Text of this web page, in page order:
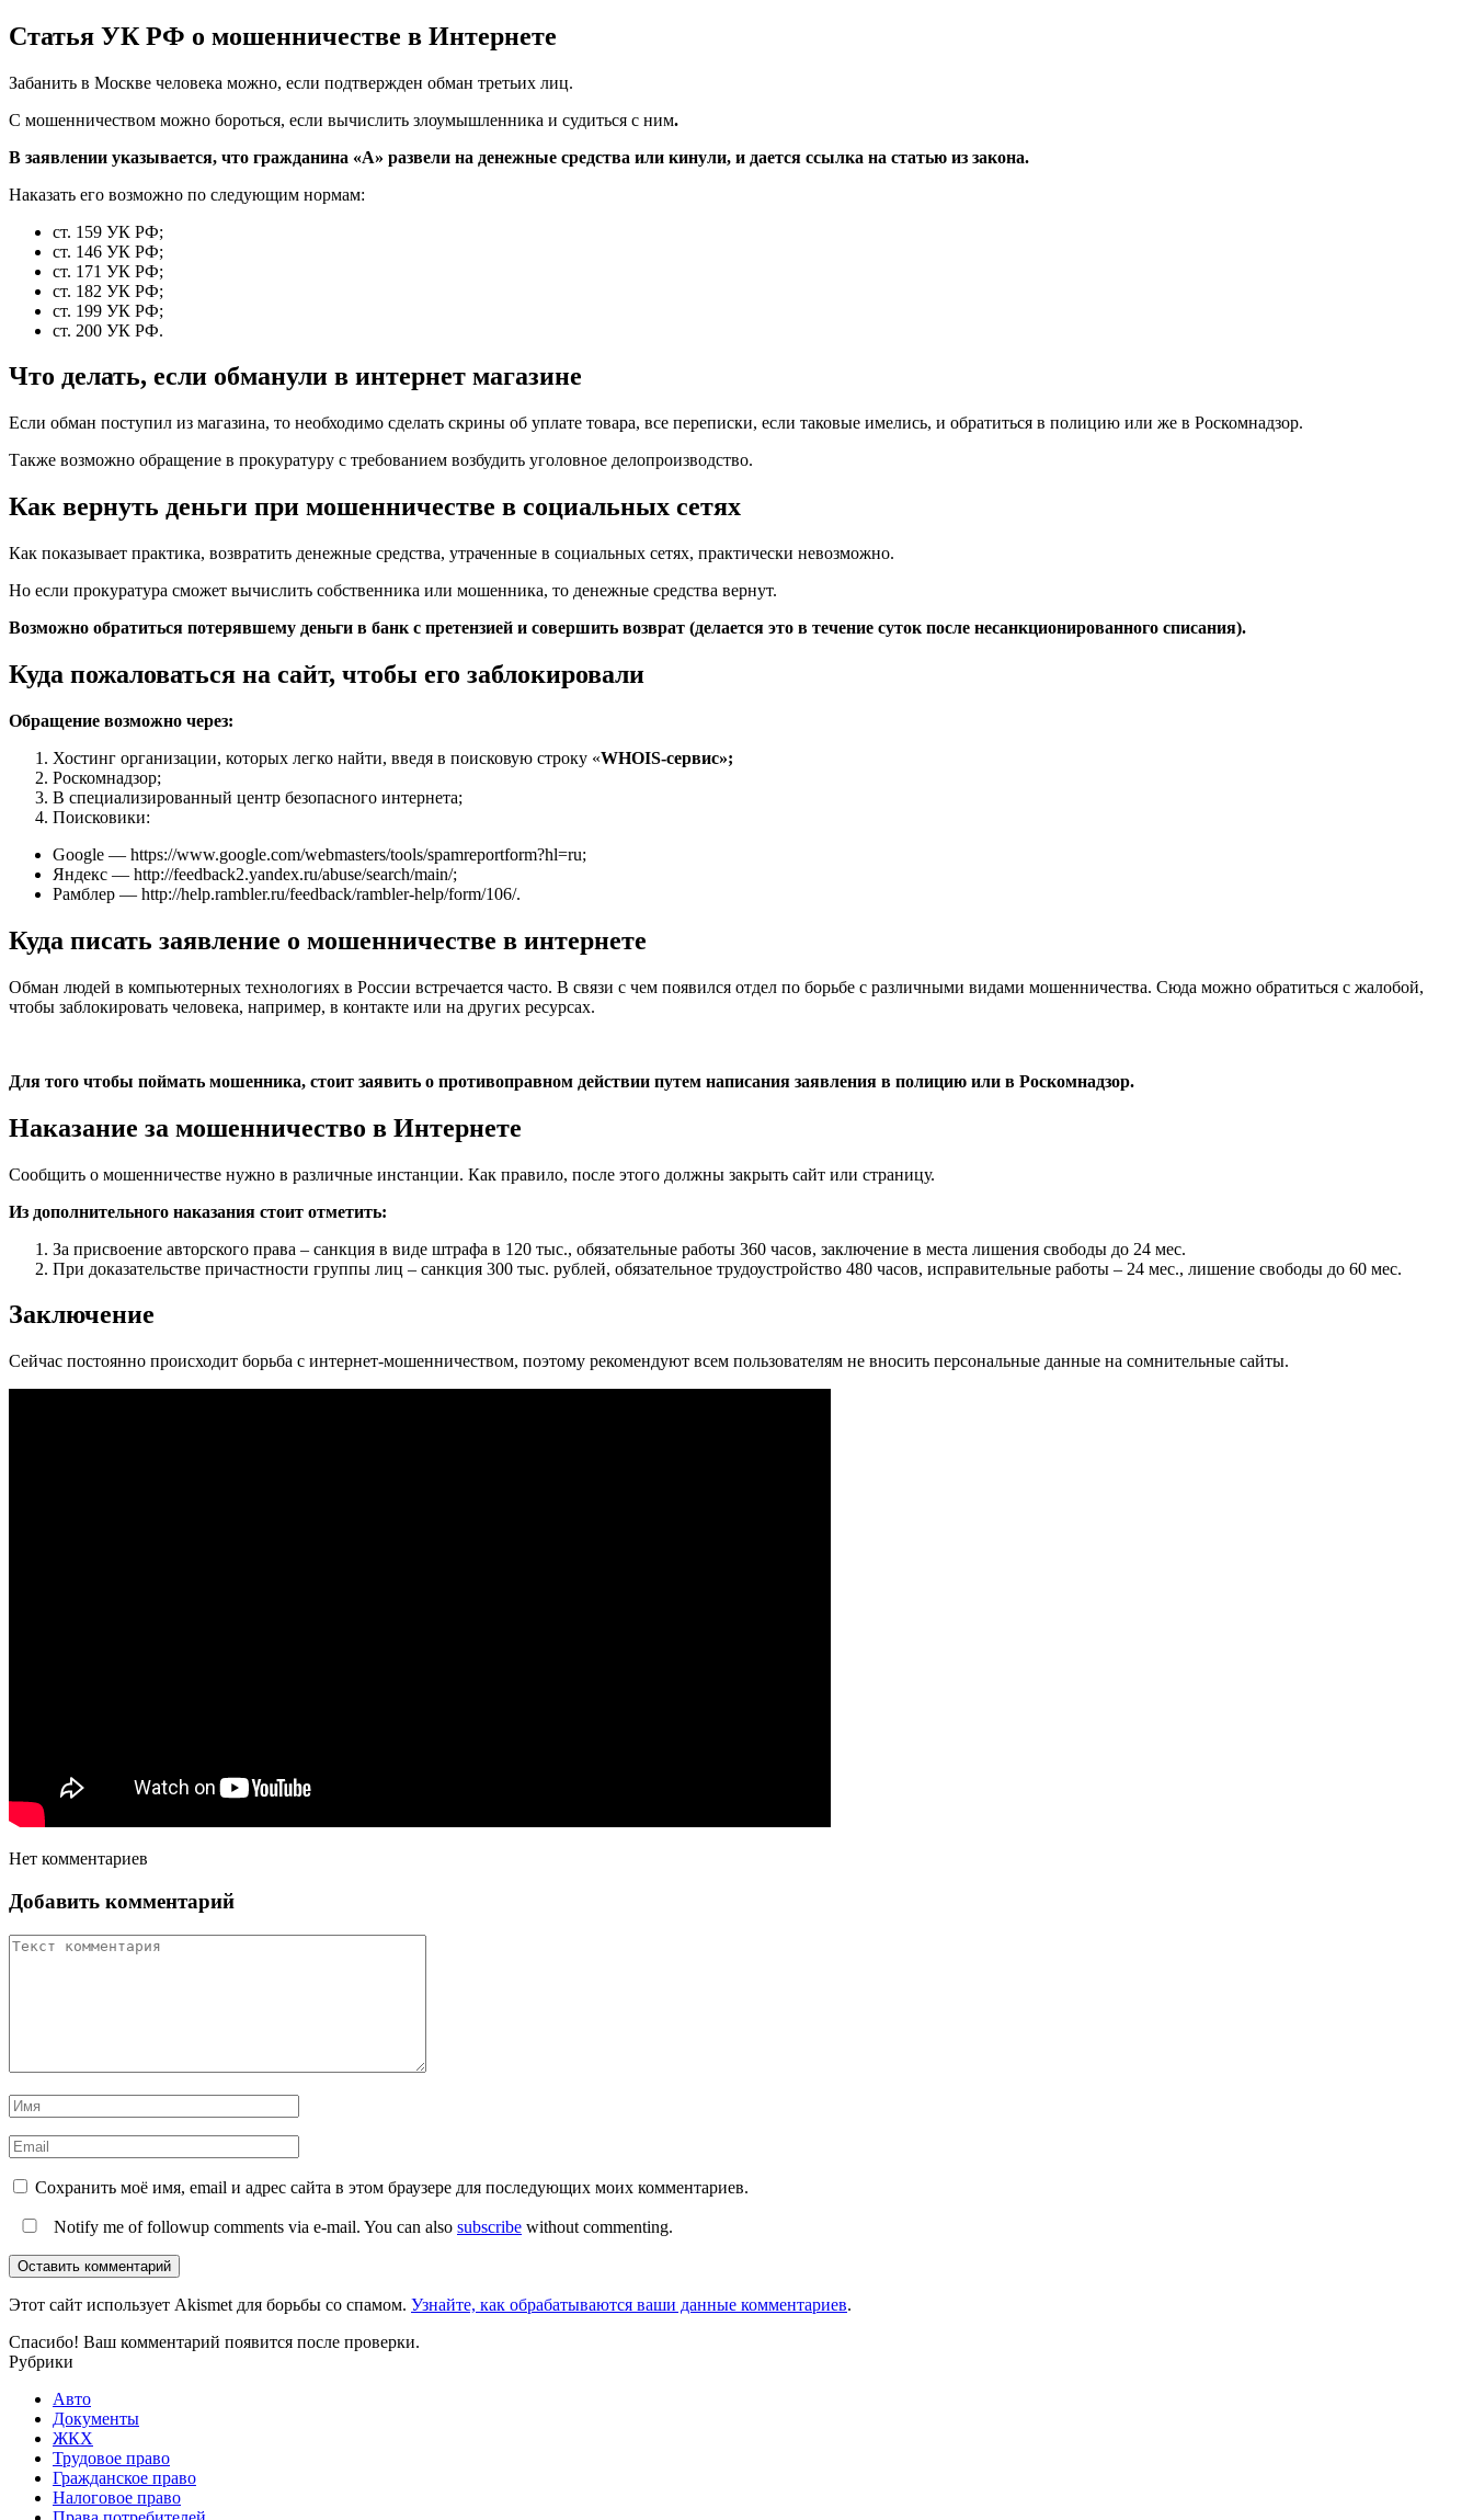
Статья УК РФ о мошенничестве в Интернете
Забанить в Москве человека можно, если подтвержден обман третьих лиц.
С мошенничеством можно бороться, если вычислить злоумышленника и судиться с ним.
В заявлении указывается, что гражданина «А» развели на денежные средства или кинули, и дается ссылка на статью из закона.
Наказать его возможно по следующим нормам:
ст. 159 УК РФ;
ст. 146 УК РФ;
ст. 171 УК РФ;
ст. 182 УК РФ;
ст. 199 УК РФ;
ст. 200 УК РФ.
Что делать, если обманули в интернет магазине
Если обман поступил из магазина, то необходимо сделать скрины об уплате товара, все переписки, если таковые имелись, и обратиться в полицию или же в Роскомнадзор.
Также возможно обращение в прокуратуру с требованием возбудить уголовное делопроизводство.
Как вернуть деньги при мошенничестве в социальных сетях
Как показывает практика, возвратить денежные средства, утраченные в социальных сетях, практически невозможно.
Но если прокуратура сможет вычислить собственника или мошенника, то денежные средства вернут.
Возможно обратиться потерявшему деньги в банк с претензией и совершить возврат (делается это в течение суток после несанкционированного списания).
Куда пожаловаться на сайт, чтобы его заблокировали
Обращение возможно через:
Хостинг организации, которых легко найти, введя в поисковую строку «WHOIS-сервис»;
Роскомнадзор;
В специализированный центр безопасного интернета;
Поисковики:
Google — https://www.google.com/webmasters/tools/spamreportform?hl=ru;
Яндекс — http://feedback2.yandex.ru/abuse/search/main/;
Рамблер — http://help.rambler.ru/feedback/rambler-help/form/106/.
Куда писать заявление о мошенничестве в интернете
Обман людей в компьютерных технологиях в России встречается часто. В связи с чем появился отдел по борьбе с различными видами мошенничества. Сюда можно обратиться с жалобой,
чтобы заблокировать человека, например, в контакте или на других ресурсах.
Для того чтобы поймать мошенника, стоит заявить о противоправном действии путем написания заявления в полицию или в Роскомнадзор.
Наказание за мошенничество в Интернете
Сообщить о мошенничестве нужно в различные инстанции. Как правило, после этого должны закрыть сайт или страницу.
Из дополнительного наказания стоит отметить:
За присвоение авторского права – санкция в виде штрафа в 120 тыс., обязательные работы 360 часов, заключение в места лишения свободы до 24 мес.
При доказательстве причастности группы лиц – санкция 300 тыс. рублей, обязательное трудоустройство 480 часов, исправительные работы – 24 мес., лишение свободы до 60 мес.
Заключение
Сейчас постоянно происходит борьба с интернет-мошенничеством, поэтому рекомендуют всем пользователям не вносить персональные данные на сомнительные сайты.
Нет комментариев
Добавить комментарий
Сохранить моё имя, email и адрес сайта в этом браузере для последующих моих комментариев.
Notify me of followup comments via e-mail. You can also subscribe without commenting.
Оставить комментарий
Этот сайт использует Akismet для борьбы со спамом. Узнайте, как обрабатываются ваши данные комментариев.
Спасибо! Ваш комментарий появится после проверки.
Рубрики
Авто
Документы
ЖКХ
Трудовое право
Гражданское право
Налоговое право